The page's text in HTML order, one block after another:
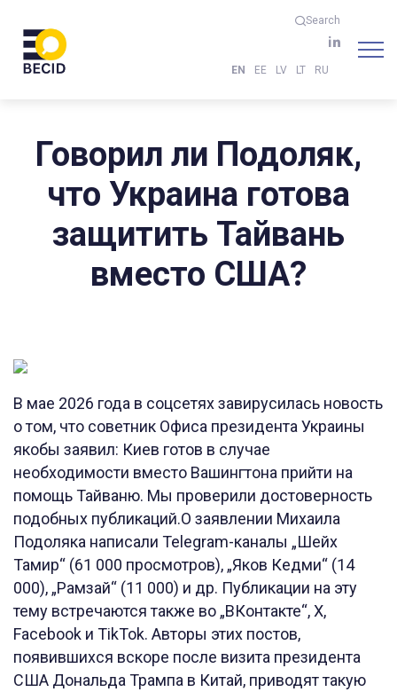
Search
EN EE LV LT RU
Говорил ли Подоляк,
что Украина готова
защитить Тайвань
вместо США?
В мае 2026 года в соцсетях завирусилась новость
о том, что советник Офиса президента Украины
якобы заявил: Киев готов в случае
необходимости вместо Вашингтона прийти на
помощь Тайваню. Мы проверили достоверность
подобных публикаций.О заявлении Михаила
Подоляка написали Telegram-каналы „Шейх
Тамир“ (61 000 просмотров), „Яков Кедми“ (14
000), „Рамзай“ (11 000) и др. Публикации на эту
тему встречаются также во „ВКонтакте“, X,
Facebook и TikTok. Авторы этих постов,
появившихся вскоре после визита президента
США Дональда Трампа в Китай, приводят такую